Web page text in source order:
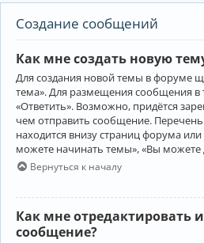
Создание сообщений
Как мне создать новую
Для создания новой темы в форуме
тема». Для размещения сообщения в
«Ответить». Возможно, придётся
чем отправить сообщение.
находится внизу страниц форума
можете начинать темы», «Вы можете
Вернуться к началу
Как мне отредактировать
сообщение?